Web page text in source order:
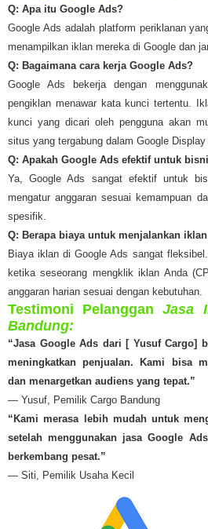
Q: Apa itu Google Ads?
Google Ads adalah platform periklanan
menampilkan iklan mereka di Google dan
Q: Bagaimana cara kerja Google Ads?
Google Ads bekerja dengan
pengiklan menawar kata kunci tertentu.
kunci yang dicari oleh pengguna akan
situs yang tergabung dalam Google Display
Q: Apakah Google Ads efektif untuk
Ya, Google Ads sangat efektif untuk
mengatur anggaran sesuai kemampuan
spesifik.
Q: Berapa biaya untuk menjalankan
Biaya iklan di Google Ads sangat
ketika seseorang mengklik iklan Anda
anggaran harian sesuai dengan kebutuhan.
Testimoni PelangganJasa
Bandung:
“Jasa Google Ads dari [ Yusuf Cargo]
meningkatkan penjualan. Kami bisa
dan menargetkan audiens yang tepat.”
— Yusuf, Pemilik Cargo Bandung
“Kami merasa lebih mudah untuk
setelah menggunakan jasa Google
berkembang pesat.”
— Siti, Pemilik Usaha Kecil